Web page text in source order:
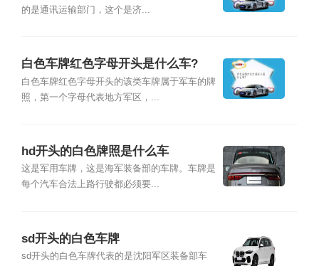
的是通讯运输部门，这个是济...
白色车牌红色字母开头是什么车?
白色车牌红色字母开头的该类车牌属于军车的牌
照，第一个字母代表地方军区，...
hd开头的白色牌照是什么车
这是军用车牌，这是海军装备部的车牌。车牌是
每个汽车合法上路行驶都必须要...
sd开头的白色车牌
sd开头的白色车牌代表的是沈阳军区装备部车